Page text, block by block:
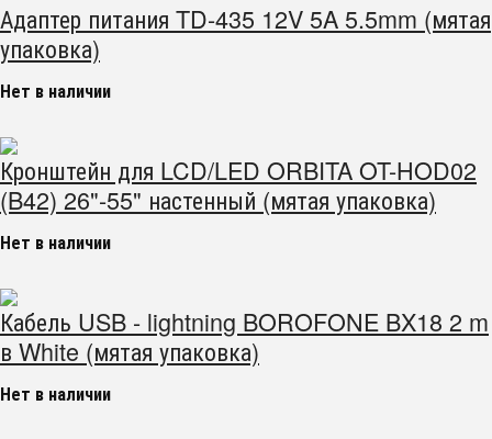
Адаптер питания TD-435 12V 5A 5.5mm (мятая
упаковка)
Нет в наличии
Кронштейн для LCD/LED ORBITA OT-HOD02
(B42) 26"-55" настенный (мятая упаковка)
Нет в наличии
Кабель USB - lightning BOROFONE BX18 2 m
в White (мятая упаковка)
Нет в наличии